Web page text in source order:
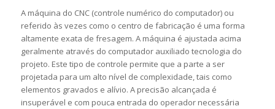
A máquina do CNC (controle numérico do computador) ou
referido às vezes como o centro de fabricação é uma forma
altamente exata de fresagem. A máquina é ajustada acima
geralmente através do computador auxiliado tecnologia do
projeto. Este tipo de controle permite que a parte a ser
projetada para um alto nível de complexidade, tais como
elementos gravados e alívio. A precisão alcançada é
insuperável e com pouca entrada do operador necessária